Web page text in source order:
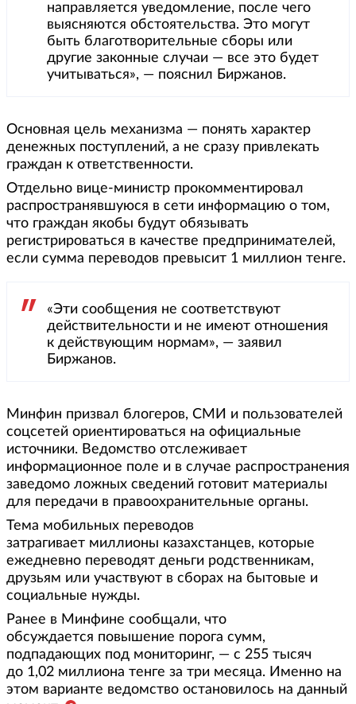
направляется уведомление, после чего
выясняются обстоятельства. Это могут
быть благотворительные сборы или
другие законные случаи — все это будет
учитываться», — пояснил Биржанов.
Основная цель механизма — понять характер
денежных поступлений, а не сразу привлекать
граждан к ответственности.
Отдельно вице-министр прокомментировал
распространявшуюся в сети информацию о том,
что граждан якобы будут обязывать
регистрироваться в качестве предпринимателей,
если сумма переводов превысит 1 миллион тенге.
«Эти сообщения не соответствуют
действительности и не имеют отношения
к действующим нормам», — заявил
Биржанов.
Минфин призвал блогеров, СМИ и пользователей
соцсетей ориентироваться на официальные
источники. Ведомство отслеживает
информационное поле и в случае распространения
заведомо ложных сведений готовит материалы
для передачи в правоохранительные органы.
Тема мобильных переводов
затрагивает миллионы казахстанцев, которые
ежедневно переводят деньги родственникам,
друзьям или участвуют в сборах на бытовые и
социальные нужды.
Ранее в Минфине сообщали, что
обсуждается повышение порога сумм,
подпадающих под мониторинг, — с 255 тысяч
до 1,02 миллиона тенге за три месяца. Именно на
этом варианте ведомство остановилось на данный